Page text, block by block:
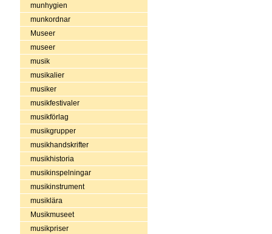
munhygien
munkordnar
Museer
museer
musik
musikalier
musiker
musikfestivaler
musikförlag
musikgrupper
musikhandskrifter
musikhistoria
musikinspelningar
musikinstrument
musiklära
Musikmuseet
musikpriser